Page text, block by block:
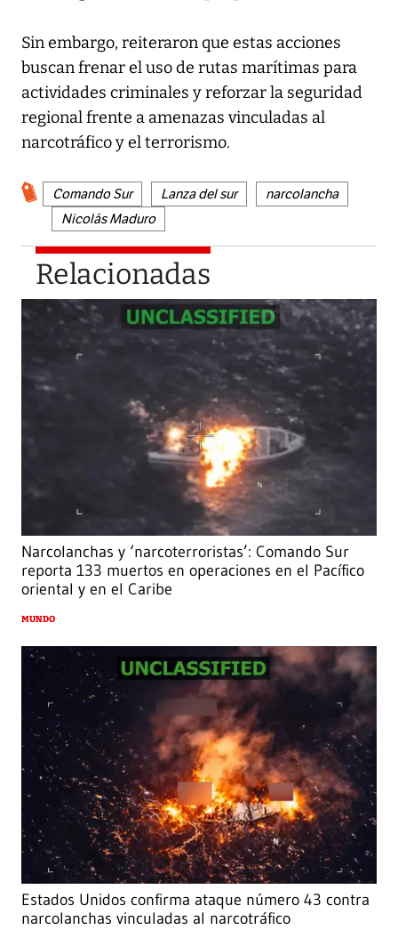
Sin embargo, reiteraron que estas acciones
buscan frenar el uso de rutas marítimas para
actividades criminales y reforzar la seguridad
regional frente a amenazas vinculadas al
narcotráfico y el terrorismo.
Comando Sur Lanza del sur
narcolancha
Nicolás Maduro
Relacionadas
Narcolanchas y ‘narcoterroristas’: Comando Sur
reporta 133 muertos en operaciones en el Pacífico
oriental y en el Caribe
MUNDO
Estados Unidos confirma ataque número 43 contra
narcolanchas vinculadas al narcotráfico